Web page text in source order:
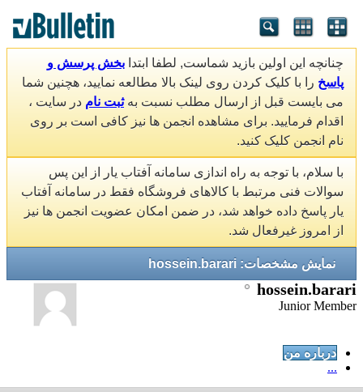
چنانچه این اولین بازید شماست, لطفا ابتدا بخش پرسش و
پاسخ را با کلیک کردن روی لینک بالا مطالعه نمایید، هچنین شما
می بایست قبل از ارسال مطلب نسبت بهثبت نام در سایت ،
اقدام فرمایید. برای مشاهده انجمن ها نیز کافی است بر روی
نام انجمن کلیک کنید.
با سلام، با توجه به راه اندازی سامانه آفتاب یار از این پس
سوالات فنی مرتبط با کالاهای فروشگاه فقط در سامانه آفتاب
یار پاسخ داده خواهد شد، در ضمن امکان عضویت انجمن ها نیز
از امروز غیرفعال شد.
نمایش مشخصات: hossein.barari
hossein.barari
Junior Member
درباره من
...